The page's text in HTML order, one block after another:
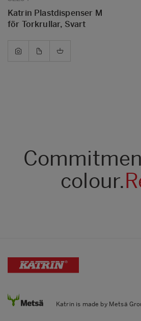
Katrin Plastdispenser M
för Torkrullar, Svart
colour.
Katrin is made by Metsä